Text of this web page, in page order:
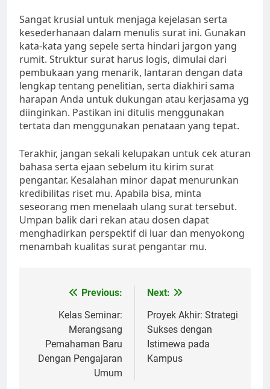
Sangat krusial untuk menjaga kejelasan serta
kesederhanaan dalam menulis surat ini. Gunakan
kata-kata yang sepele serta hindari jargon yang
rumit. Struktur surat harus logis, dimulai dari
pembukaan yang menarik, lantaran dengan data
lengkap tentang penelitian, serta diakhiri sama
harapan Anda untuk dukungan atau kerjasama yg
diinginkan. Pastikan ini ditulis menggunakan
tertata dan menggunakan penataan yang tepat.
Terakhir, jangan sekali kelupakan untuk cek aturan
bahasa serta ejaan sebelum itu kirim surat
pengantar. Kesalahan minor dapat menurunkan
kredibilitas riset mu. Apabila bisa, minta
seseorang men menelaah ulang surat tersebut.
Umpan balik dari rekan atau dosen dapat
menghadirkan perspektif di luar dan menyokong
menambah kualitas surat pengantar mu.
navigation
Previous:
Kelas Seminar:
Merangsang
Pemahaman Baru
Dengan Pengajaran
Umum
Next:
Proyek Akhir: Strategi
Sukses dengan
Istimewa pada
Kampus